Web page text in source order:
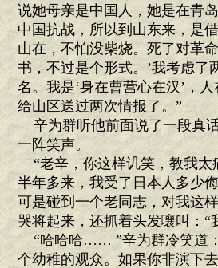
说她母亲是中国人，她是在青
中国抗战，所以到山东来，是
山在，不怕没柴烧。死了对革
书，不过是个形式。’我考虑
名。我是‘身在曹营心在汉’，
给山区送过两次情报了。”
辛为群听他前面说了一段真话
一阵笑声。
“老辛，你这样讥笑，教我太
半年多来，我受了日本人多少
可是碰到一个老同志，对我这
哭将起来，还抓着头发嚷叫：
“哈哈哈…… ”辛为群冷笑道：
个幼稚的观众。如果你非演下